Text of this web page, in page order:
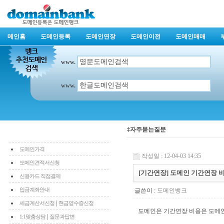
메인홈 도메인등록 도메인연장 도메인이전 도메인매매
www.
www.
도메인가격
도메인견적서신청
신용카드 직접결제
입금계좌안내
세금계산서신청 현금영수증신청
1:1맞춤상담| 질문과답변
‡자주묻는질문
작성일 : 12-04-03 14:35
[기간연장] 도메인 기간연장
글쓴이 : 도메인뱅크
도메인은 기간연장 비용은 도메